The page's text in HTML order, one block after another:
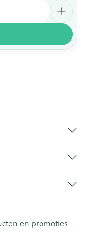
en promoties